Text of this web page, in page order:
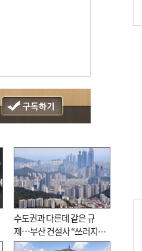
수도권과 다른데 같은 규
제…부산 건설사 “쓰러지기
직전”